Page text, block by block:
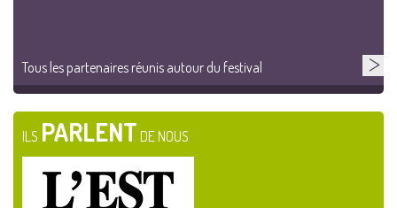
Tous les partenaires réunis autour du festival
ILS PARLENT DE NOUS